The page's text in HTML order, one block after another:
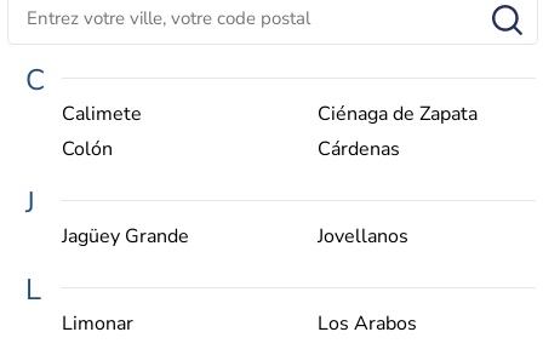
C
Calimete
Ciénaga de Zapata
Colón
Cárdenas
J
Jagüey Grande Jovellanos
L
Limonar Los Arabos